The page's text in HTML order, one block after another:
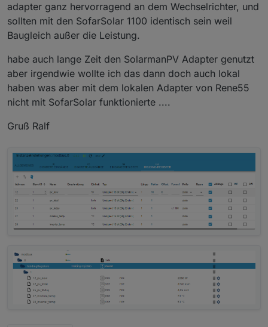
adapter ganz hervorragend an dem Wechselrichter, und
sollten mit den SofarSolar 1100 identisch sein weil
Baugleich außer die Leistung.
habe auch lange Zeit den SolarmanPV Adapter genutzt
aber irgendwie wollte ich das dann doch auch lokal
haben was aber mit dem lokalen Adapter von Rene55
nicht mit SofarSolar funktionierte ....
Gruß Ralf